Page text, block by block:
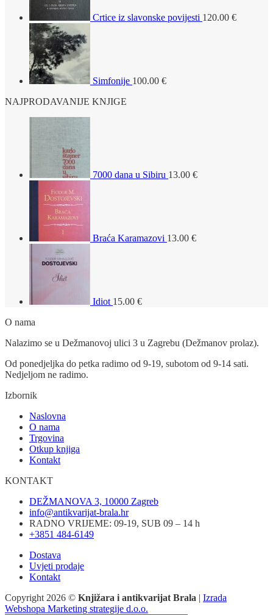
Crtice iz slavonske povijesti 120.00 €
Simfonije 100.00 €
NAJPRODAVANIJE KNJIGE
7000 dana u Sibiru 13.00 €
Braća Karamazovi 13.00 €
Idiot 15.00 €
O nama
Nalazimo se u Dežmanovoj ulici 3 u Zagrebu (Dežmanov prolaz).
Od ponedjeljka do petka radimo od 9-19, subotom od 9-14 sati.
Nedjeljom ne radimo.
Izbornik
Naslovna
O nama
Trgovina
Otkup knjiga
Kontakt
KONTAKT
DEŽMANOVA 3, 10000 Zagreb
info@antikvarijat-brala.hr
RADNO VRIJEME: 09-19, SUB 09 – 14 h
+3851 484-6149
Dostava
Uvjeti prodaje
Kontakt
Copyright 2026 © Knjižara i antikvarijat Brala | Izrada
Webshopa Marketing strategije d.o.o.